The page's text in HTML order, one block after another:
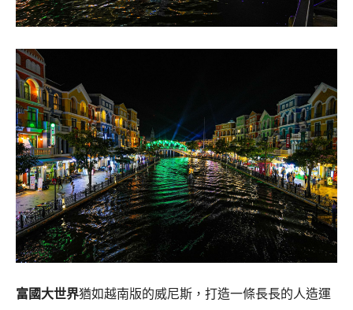
富國大世界猶如越南版的威尼斯，打造一條長長的人造運